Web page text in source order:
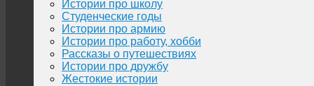
Истории про школу
Студенческие годы
Истории про армию
Истории про работу, хобби
Рассказы о путешествиях
Истории про дружбу
Жестокие истории